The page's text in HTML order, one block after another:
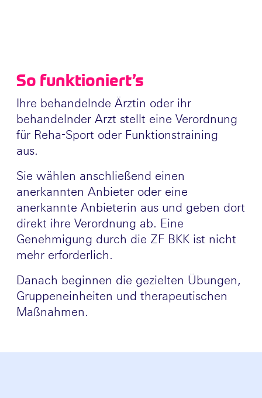
So funktioniert’s
Ihre behandelnde Ärztin oder ihr
behandelnder Arzt stellt eine Verordnung
für Reha-Sport oder Funktionstraining
aus.
Sie wählen anschließend einen
anerkannten Anbieter oder eine
anerkannte Anbieterin aus und geben dort
direkt ihre Verordnung ab. Eine
Genehmigung durch die ZF BKK ist nicht
mehr erforderlich.
Danach beginnen die gezielten Übungen,
Gruppeneinheiten und therapeutischen
Maßnahmen.